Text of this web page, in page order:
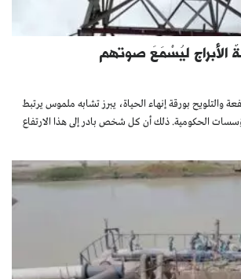
الأبراج ليُسْمَعَ صوتهم
والتلويح بورقة إنهاء الحياة، يبرز تشابه ملموس يرتبط
المؤسسات الحكومية. ذلك أن كل شخص بادر إلى هذا الارتفاع